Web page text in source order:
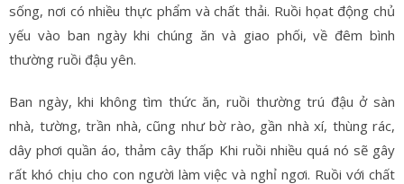
sống, nơi có nhiều thực phẩm và chất thải. Ruồi họat động chủ
yếu vào ban ngày khi chúng ăn và giao phối, về đêm bình
thường ruồi đậu yên.
Ban ngày, khi không tìm thức ăn, ruồi thường trú đậu ở sàn
nhà, tường, trần nhà, cũng như bờ rào, gần nhà xí, thùng rác,
dây phơi quần áo, thảm cây thấp Khi ruồi nhiều quá nó sẽ gây
rất khó chịu cho con người làm việc và nghỉ ngơi. Ruồi với chất